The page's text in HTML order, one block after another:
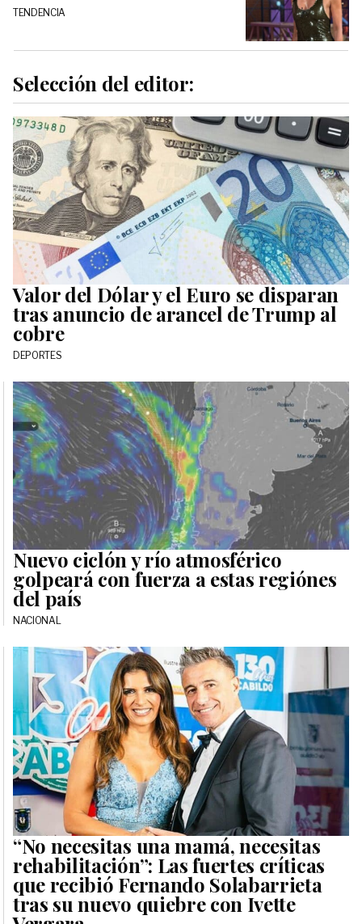
TENDENCIA
Selección del editor:
Valor del Dólar y el Euro se disparan
tras anuncio de arancel de Trump al
cobre
DEPORTES
Nuevo ciclón y río atmosférico
golpeará con fuerza a estas regiónes
del país
NACIONAL
“No necesitas una mamá, necesitas
rehabilitación”: Las fuertes críticas
que recibió Fernando Solabarrieta
tras su nuevo quiebre con Ivette